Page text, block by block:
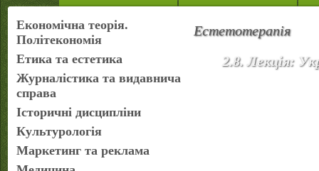
Економічна теорія.
Політекономія
Етика та естетика
Журналістика та видавнича
справа
Історичні дисципліни
Культурологія
Маркетинг та реклама
Естетотерапія
2.8. Лекція: